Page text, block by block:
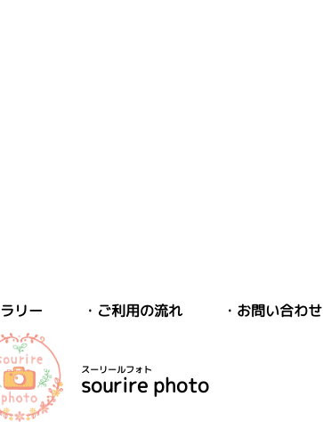
リー ご利用の流れ お問い合わせ
スーリールフォト
sourire photo